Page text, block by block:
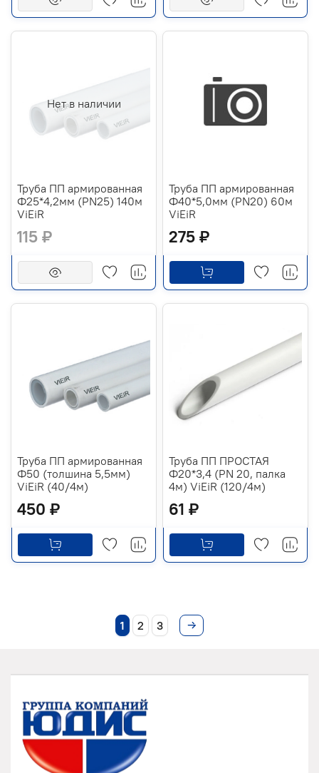
Нет в наличии
Труба ПП армированная
Ф25*4,2мм (PN25) 140м
ViEiR
115 ₽
Труба ПП армированная
Ф40*5,0мм (PN20) 60м
ViEiR
275 ₽
Труба ПП армированная
Ф50 (толшина 5,5мм)
ViEiR (40/4м)
450 ₽
Труба ПП ПРОСТАЯ
Ф20*3,4 (PN 20, палка
4м) ViEiR (120/4м)
61 ₽
1 2 3